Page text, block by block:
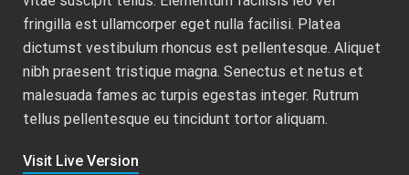
fringilla est ullamcorper eget nulla facilisi. Platea
dictumst vestibulum rhoncus est pellentesque. Aliquet
nibh praesent tristique magna. Senectus et netus et
malesuada fames ac turpis egestas integer. Rutrum
tellus pellentesque eu tincidunt tortor aliquam.
Visit Live Version